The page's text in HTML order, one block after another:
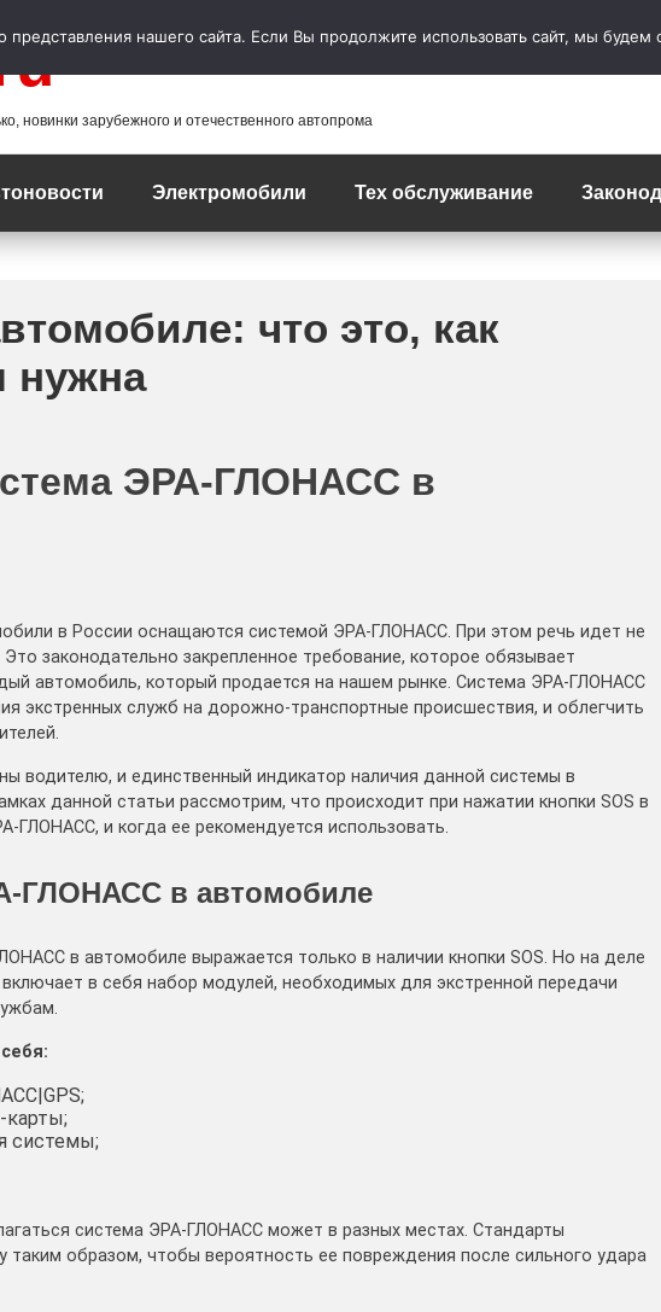
новинки зарубежного и отечественного автопрома
Электромобили Тех обслуживание
что это, как
нужна
ЭРА-ГЛОНАСС в
в России оснащаются системой ЭРА-ГЛОНАСС. При этом речь идет не
законодательно закрепленное требование, которое обязывает
автомобиль, который продается на нашем рынке. Система ЭРА-ГЛОНАСС
экстренных служб на дорожно-транспортные происшествия, и облегчить
водителю, и единственный индикатор наличия данной системы в
данной статьи рассмотрим, что происходит при нажатии кнопки SOS в
ГЛОНАСС, и когда ее рекомендуется использовать.
ГЛОНАСС в автомобиле
в автомобиле выражается только в наличии кнопки SOS. Но на деле
в себя набор модулей, необходимых для экстренной передачи
карты;
системы;
система ЭРА-ГЛОНАСС может в разных местах. Стандарты
таким образом, чтобы вероятность ее повреждения после сильного удара
нашего сайта. Если Вы продолжите использовать сайт, мы будем